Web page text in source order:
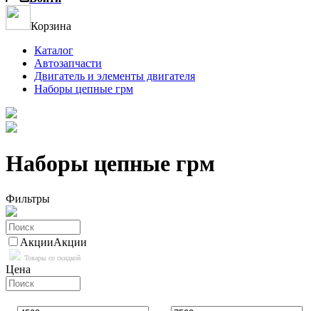
Корзина
Каталог
Автозапчасти
Двигатель и элементы двигателя
Наборы цепные грм
Наборы цепные грм
Фильтры
АкцииАкции
Товары со скидкой
Цена